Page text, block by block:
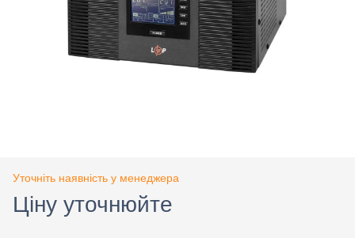
Уточніть наявність у менеджера
Ціну уточнюйте